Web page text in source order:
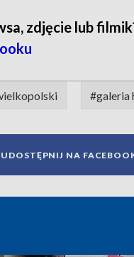
zdjęcie lub
#galeria
UDOSTĘPNIJ NA